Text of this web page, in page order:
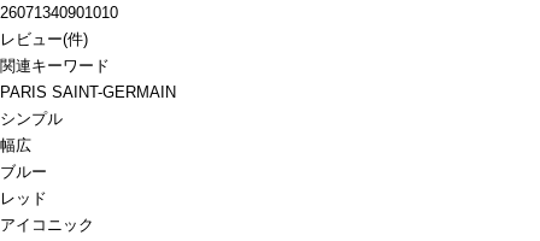
26071340901010
レビュー(件)
関連キーワード
PARIS SAINT-GERMAIN
シンプル
幅広
ブルー
レッド
アイコニック